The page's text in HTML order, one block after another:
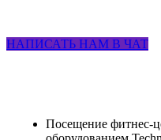
НАПИСАТЬ НАМ В ЧАТ
Посещение фитнес-